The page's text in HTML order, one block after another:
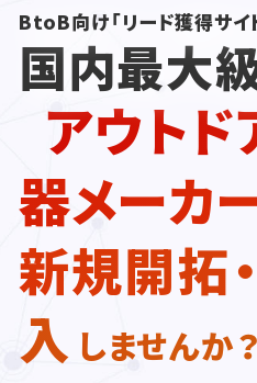
BtoB向け「リード獲得サイ
国内最大
アウトド
器メーカ
新規開拓
入 しませんか？